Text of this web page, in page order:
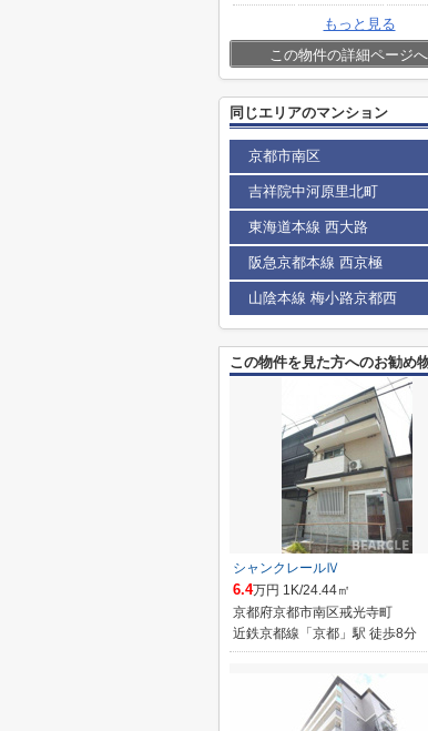
もっと見る
この物件の詳細ページへ
同じエリアのマンション
京都市南区
吉祥院中河原里北町
東海道本線 西大路
阪急京都本線 西京極
山陰本線 梅小路京都西
この物件を見た方へのお勧め
シャンクレールⅣ
6.4万円 1K/24.44㎡
京都府京都市南区戒光寺町
近鉄京都線「京都」駅 徒歩8分